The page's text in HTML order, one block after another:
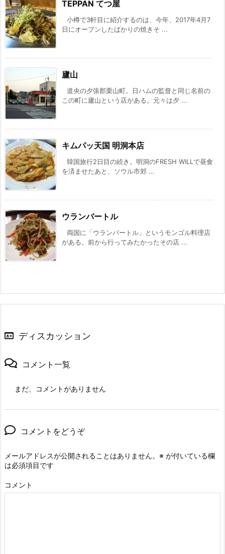
TEPPAN てつ屋
小樽で3軒目に紹介するのは、今年、2017年4月7
日にオープンしたばかりの焼きそ ...
廬山
道央の夕張郡栗山町。日ハムの監督と同じ名前の
この町に廬山という店がある。元々は夕 ...
キムパッ天国 明洞本店
韓国旅行2日目の続き。明洞のFRESH WILLで昼食
を済ませたあと、ソウル市郊 ...
ウランバートル
両国に「ウランバートル」というモンゴル料理店
がある。前から行ってみたかったその店 ...
ディスカッション
コメント一覧
まだ、コメントがありません
コメントをどうぞ
メールアドレスが公開されることはありません。 ※ が付いている欄
は必須項目です
コメント